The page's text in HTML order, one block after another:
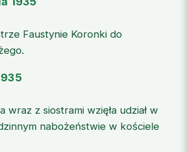
Faustynie Koronki do
wraz z siostrami wzięła udział w
nabożeństwie w kościele